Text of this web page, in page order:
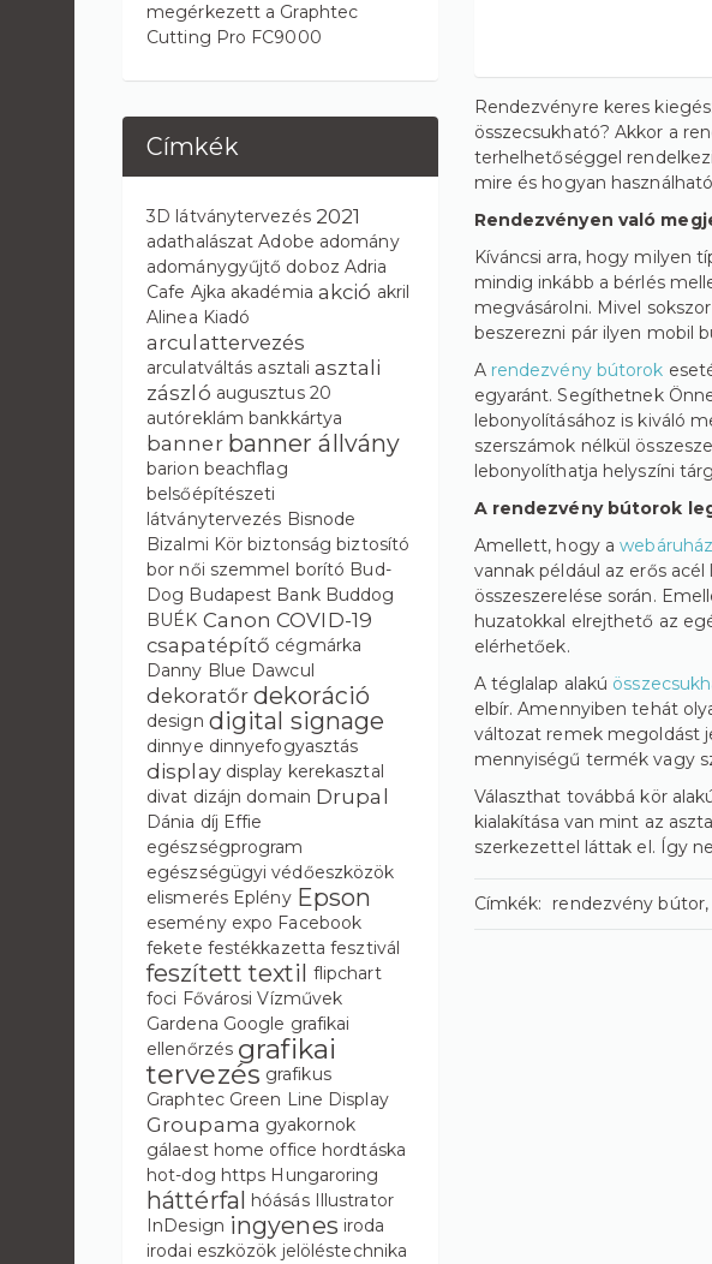
megérkezett a Graphtec
Cutting Pro FC9000
Címkék
3D látványtervezés 2021
adathalászat Adobe adomány
adománygyűjtő doboz Adria
Cafe Ajka akadémia akció akril
Alinea Kiadó
arculattervezés
arculatváltás asztali asztali
zászló augusztus 20
autóreklám bankkártya
banner banner állvány
barion beachflag
belsőépítészeti
látványtervezés Bisnode
Bizalmi Kör biztonság biztosító
bor női szemmel borító Bud-
Dog Budapest Bank Buddog
BUÉK Canon COVID-19
csapatépítő cégmárka
Danny Blue Dawcul
dekoratőr dekoráció
design digital signage
dinnye dinnyefogyasztás
display display kerekasztal
divat dizájn domain Drupal
Dánia díj Effie
egészségprogram
egészségügyi védőeszközök
elismerés Eplény Epson
esemény expo Facebook
fekete festékkazetta fesztivál
feszített textil flipchart
foci Fővárosi Vízművek
Gardena Google grafikai
ellenőrzés grafikai
tervezés grafikus
Graphtec Green Line Display
Groupama gyakornok
gálaest home office hordtáska
hot-dog https Hungaroring
háttérfal hóásás Illustrator
InDesign ingyenes iroda
irodai eszközök jelöléstechnika
Rendezvényre keres
összecsukható? Akkor a
terhelhetőséggel
mire és hogyan
Rendezvényen való
Kíváncsi arra, hogy milyen
mindig inkább a bérlés
megvásárolni. Mivel
beszerezni pár ilyen mobil
A rendezvény bútorok
egyaránt. Segíthetnek
lebonyolításához is kiváló
szerszámok nélkül
lebonyolíthatja helyszíni
A rendezvény bútorok
Amellett, hogy a
vannak például az erős
összeszerelése során.
huzatokkal elrejthető az
elérhetőek.
A téglalap alakú
elbír. Amennyiben tehát
változat remek megoldást
mennyiségű termék vagy
Választhat továbbá kör
kialakítása van mint az
szerkezettel láttak el. Így
Címkék: rendezvény bútor